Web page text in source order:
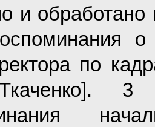
и
о
по